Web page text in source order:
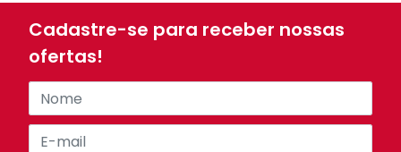
Cadastre-se para receber nossas
ofertas!